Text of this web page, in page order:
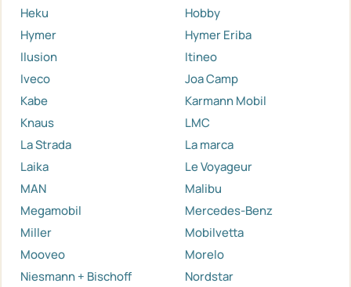
Heku
Hobby
Hymer
Hymer Eriba
Ilusion
Itineo
Iveco
Joa Camp
Kabe
Karmann Mobil
Knaus
LMC
La Strada
La marca
Laika
Le Voyageur
MAN
Malibu
Megamobil
Mercedes-Benz
Miller
Mobilvetta
Mooveo
Morelo
Niesmann + Bischoff
Nordstar